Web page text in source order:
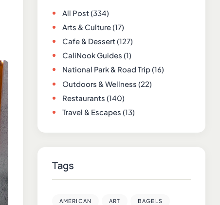
All Post(334)
Arts & Culture(17)
Cafe & Dessert(127)
CaliNook Guides (1)
National Park & Road Trip(16)
Outdoors & Wellness (22)
Restaurants (140)
Travel & Escapes (13)
Tags
AMERICAN ART BAGELS